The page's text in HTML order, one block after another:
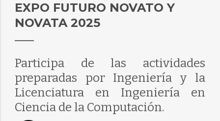
EXPO FUTURO NOVATO Y
NOVATA 2025
Participa de las actividades
preparadas por Ingeniería y la
Licenciatura en Ingeniería en
Ciencia de la Computación.